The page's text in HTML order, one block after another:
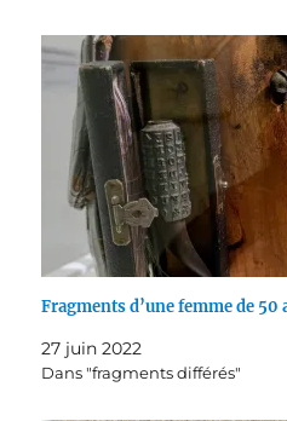
Fragments d’une femme de 50
27 juin 2022
Dans "fragments différés"